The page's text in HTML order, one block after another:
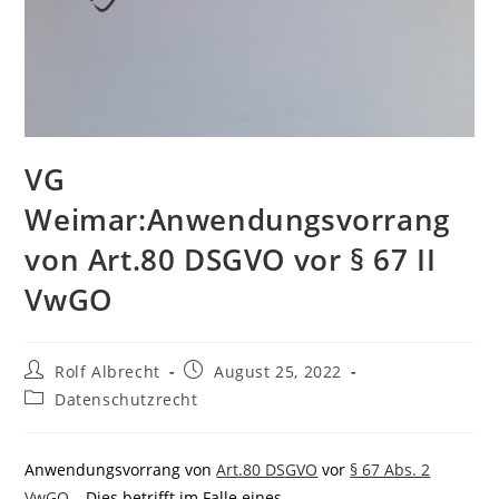
VG
Weimar:Anwendungsvorrang
von Art.80 DSGVO vor § 67 II
VwGO
Beitrags-
Autor:
Rolf Albrecht
Beitrag
veröffentlicht:
August 25, 2022
Beitrags-
Datenschutzrecht
Anwendungsvorrang vonArt.80 DSGVO vor § 67 Abs. 2